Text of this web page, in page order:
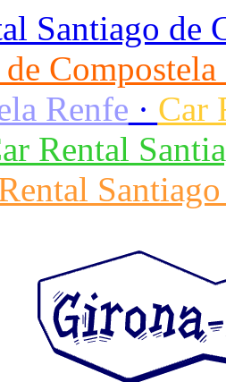
Santiago de
Compostela
Renfe · Car
Rental